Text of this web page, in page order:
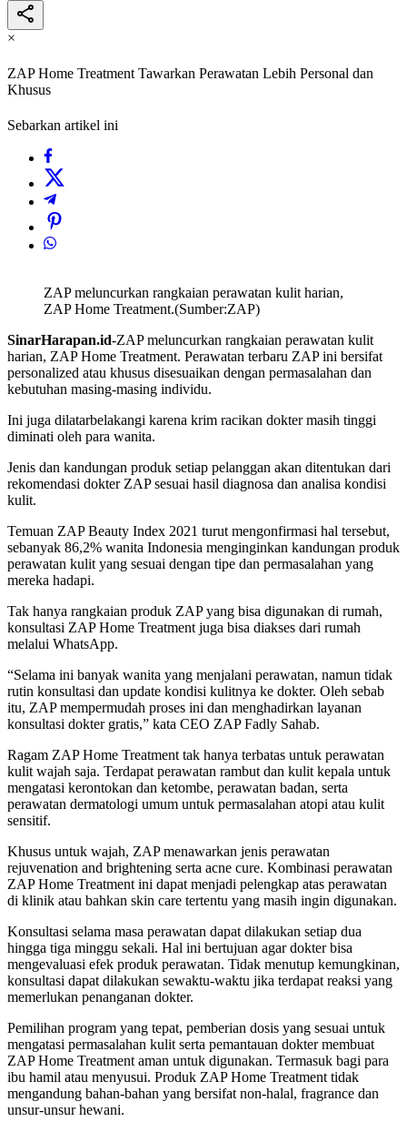
×
ZAP Home Treatment Tawarkan Perawatan Lebih Personal dan
Khusus
Sebarkan artikel ini
ZAP meluncurkan rangkaian perawatan kulit harian,
ZAP Home Treatment.(Sumber:ZAP)
SinarHarapan.id-ZAP meluncurkan rangkaian perawatan kulit
harian, ZAP Home Treatment. Perawatan terbaru ZAP ini bersifat
personalized atau khusus disesuaikan dengan permasalahan dan
kebutuhan masing-masing individu.
Ini juga dilatarbelakangi karena krim racikan dokter masih tinggi
diminati oleh para wanita.
Jenis dan kandungan produk setiap pelanggan akan ditentukan dari
rekomendasi dokter ZAP sesuai hasil diagnosa dan analisa kondisi
kulit.
Temuan ZAP Beauty Index 2021 turut mengonfirmasi hal tersebut,
sebanyak 86,2% wanita Indonesia menginginkan kandungan produk
perawatan kulit yang sesuai dengan tipe dan permasalahan yang
mereka hadapi.
Tak hanya rangkaian produk ZAP yang bisa digunakan di rumah,
konsultasi ZAP Home Treatment juga bisa diakses dari rumah
melalui WhatsApp.
“Selama ini banyak wanita yang menjalani perawatan, namun tidak
rutin konsultasi dan update kondisi kulitnya ke dokter. Oleh sebab
itu, ZAP mempermudah proses ini dan menghadirkan layanan
konsultasi dokter gratis,” kata CEO ZAP Fadly Sahab.
Ragam ZAP Home Treatment tak hanya terbatas untuk perawatan
kulit wajah saja. Terdapat perawatan rambut dan kulit kepala untuk
mengatasi kerontokan dan ketombe, perawatan badan, serta
perawatan dermatologi umum untuk permasalahan atopi atau kulit
sensitif.
Khusus untuk wajah, ZAP menawarkan jenis perawatan
rejuvenation and brightening serta acne cure. Kombinasi perawatan
ZAP Home Treatment ini dapat menjadi pelengkap atas perawatan
di klinik atau bahkan skin care tertentu yang masih ingin digunakan.
Konsultasi selama masa perawatan dapat dilakukan setiap dua
hingga tiga minggu sekali. Hal ini bertujuan agar dokter bisa
mengevaluasi efek produk perawatan. Tidak menutup kemungkinan,
konsultasi dapat dilakukan sewaktu-waktu jika terdapat reaksi yang
memerlukan penanganan dokter.
Pemilihan program yang tepat, pemberian dosis yang sesuai untuk
mengatasi permasalahan kulit serta pemantauan dokter membuat
ZAP Home Treatment aman untuk digunakan. Termasuk bagi para
ibu hamil atau menyusui. Produk ZAP Home Treatment tidak
mengandung bahan-bahan yang bersifat non-halal, fragrance dan
unsur-unsur hewani.